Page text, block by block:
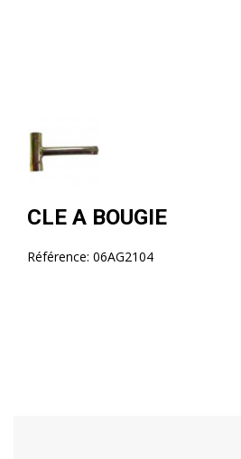
CLE A BOUGIE
Référence: 06AG2104